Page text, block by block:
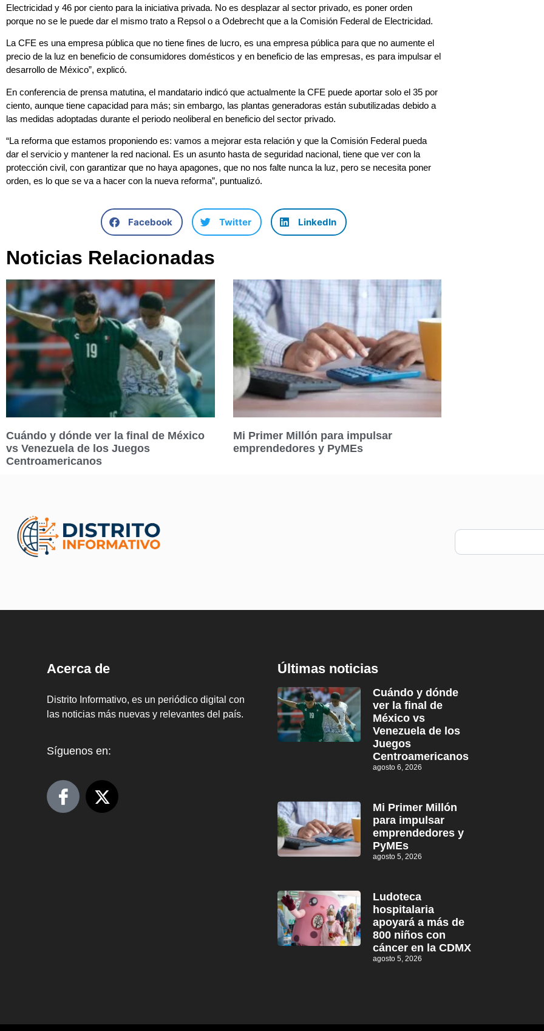
Electricidad y 46 por ciento para la iniciativa privada. No es desplazar al sector privado, es poner orden
porque no se le puede dar el mismo trato a Repsol o a Odebrecht que a la Comisión Federal de Electricidad.
La CFE es una empresa pública que no tiene fines de lucro, es una empresa pública para que no aumente el
precio de la luz en beneficio de consumidores domésticos y en beneficio de las empresas, es para impulsar el
desarrollo de México”, explicó.
En conferencia de prensa matutina, el mandatario indicó que actualmente la CFE puede aportar solo el 35 por
ciento, aunque tiene capacidad para más; sin embargo, las plantas generadoras están subutilizadas debido a
las medidas adoptadas durante el periodo neoliberal en beneficio del sector privado.
“La reforma que estamos proponiendo es: vamos a mejorar esta relación y que la Comisión Federal pueda
dar el servicio y mantener la red nacional. Es un asunto hasta de seguridad nacional, tiene que ver con la
protección civil, con garantizar que no haya apagones, que no nos falte nunca la luz, pero se necesita poner
orden, es lo que se va a hacer con la nueva reforma”, puntualizó.
Facebook Twitter LinkedIn
Noticias Relacionadas
Cuándo y dónde ver la final de México
vs Venezuela de los Juegos
Centroamericanos
Mi Primer Millón para impulsar
emprendedores y PyMEs
Acerca de
Distrito Informativo, es un periódico digital con
las noticias más nuevas y relevantes del país.
Síguenos en:
Últimas noticias
Cuándo y dónde
ver la final de
México vs
Venezuela de los
Juegos
Centroamericanos
agosto 6, 2026
Mi Primer Millón
para impulsar
emprendedores y
PyMEs
agosto 5, 2026
Ludoteca
hospitalaria
apoyará a más de
800 niños con
cáncer en la CDMX
agosto 5, 2026